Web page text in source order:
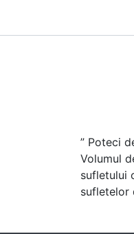
” Poteci
Volumul
sufletului
sufletelor